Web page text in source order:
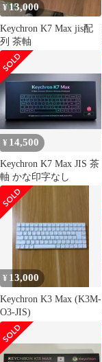
¥13,000
Keychron K7 Max jis配
列 茶軸
¥ 14,500
Keychron K7 Max JIS 茶
軸 かな印字なし
¥ 13,000
Keychron K3 Max (K3M-
O3-JIS)